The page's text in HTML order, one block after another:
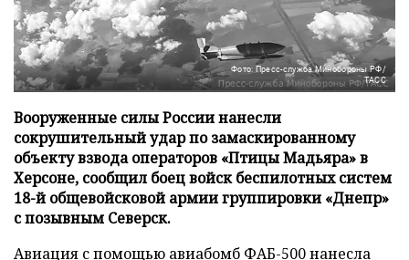
Фото: Пресс-служба Минобороны РФ/
ТАСС
Вооруженные силы России нанесли
сокрушительный удар по замаскированному
объекту взвода операторов «Птицы Мадьяра» в
Херсоне, сообщил боец войск беспилотных систем
18-й общевойсковой армии группировки «Днепр»
с позывным Северск.
Авиация с помощью авиабомб ФАБ-500 нанесла